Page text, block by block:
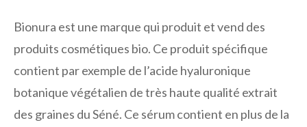
Bionura est une marque qui produit et vend des
produits cosmétiques bio. Ce produit spécifique
contient par exemple de l’acide hyaluronique
botanique végétalien de très haute qualité extrait
des graines du Séné. Ce sérum contient en plus de la